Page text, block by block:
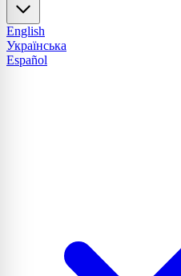
English
Українська
Español